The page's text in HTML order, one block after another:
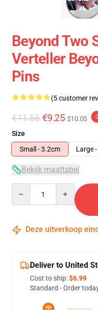
Beyond Two
Verteller
Pins
(5 customer
€11.56 €9.25 $10.05 -
Size
Small - 3.2cm
Large
Bekijk maattabel
Deze uitverkoop
Deliver to United
Cost to ship:$6.99
Standard - Order